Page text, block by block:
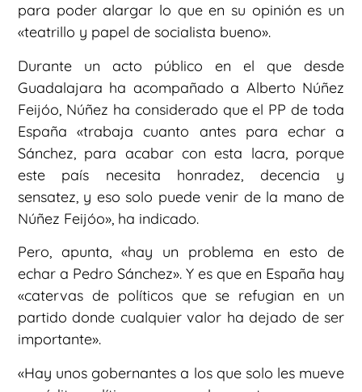
para poder alargar lo que en su opinión es un
«teatrillo y papel de socialista bueno».
Durante un acto público en el que desde
Guadalajara ha acompañado a Alberto Núñez
Feijóo, Núñez ha considerado que el PP de toda
España «trabaja cuanto antes para echar a
Sánchez, para acabar con esta lacra, porque
este país necesita honradez, decencia y
sensatez, y eso solo puede venir de la mano de
Núñez Feijóo», ha indicado.
Pero, apunta, «hay un problema en esto de
echar a Pedro Sánchez». Y es que en España hay
«catervas de políticos que se refugian en un
partido donde cualquier valor ha dejado de ser
importante».
«Hay unos gobernantes a los que solo les mueve